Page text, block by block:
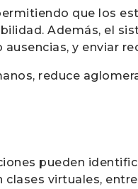
que los
Además, el
y enviar
reduce
pueden
virtuales,